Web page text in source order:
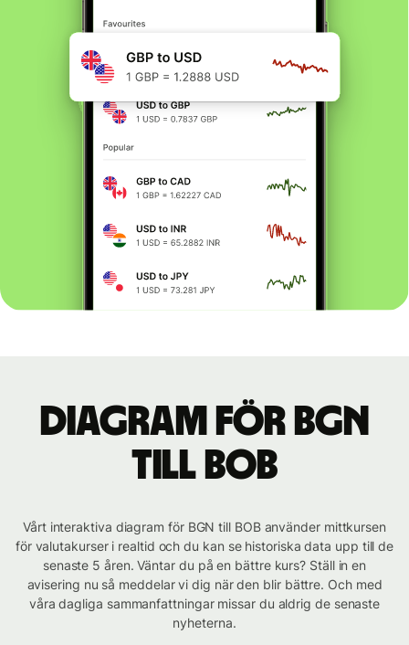
Diagram för BGN
till BOB
Vårt interaktiva diagram för BGN till BOB använder mittkursen
för valutakurser i realtid och du kan se historiska data upp till de
senaste 5 åren. Väntar du på en bättre kurs? Ställ in en
avisering nu så meddelar vi dig när den blir bättre. Och med
våra dagliga sammanfattningar missar du aldrig de senaste
nyheterna.